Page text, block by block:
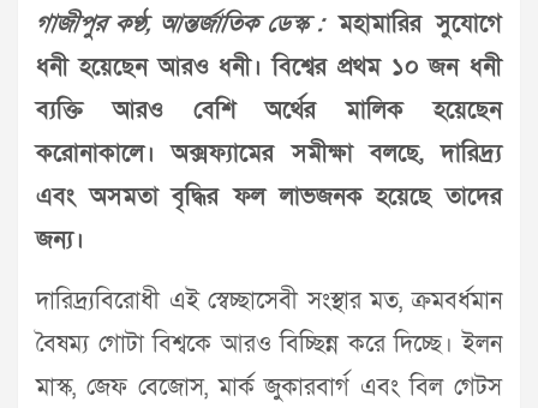
গাজীপুর কণ্ঠ, আন্তর্জাতিক ডেস্ক :মহামারির সুযোগে
ধনী হয়েছেন আরও ধনী। বিশ্বের প্রথম ১০ জন ধনী
ব্যক্তি আরও বেশি অর্থের মালিক হয়েছেন
করোনাকালে। অক্সফ্যামের সমীক্ষা বলছে, দারিদ্র্য
এবং অসমতা বৃদ্ধির ফল লাভজনক হয়েছে তাদের
জন্য।
দারিদ্র্যবিরোধী এই স্বেচ্ছাসেবী সংস্থার মত, ক্রমবর্ধমান
বৈষম্য গোটা বিশ্বকে আরও বিচ্ছিন্ন করে দিচ্ছে। ইলন
মাস্ক, জেফ বেজোস, মার্ক জুকারবার্গ এবং বিল গেটস